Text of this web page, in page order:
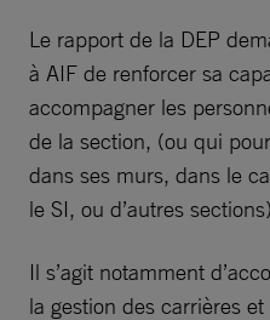
Le rapport de la DEP
à AIF de renforcer sa
accompagner les
de la section, (ou qui
dans ses murs, dans le
le SI, ou d’autres
Il s’agit notamment
la gestion des carrières